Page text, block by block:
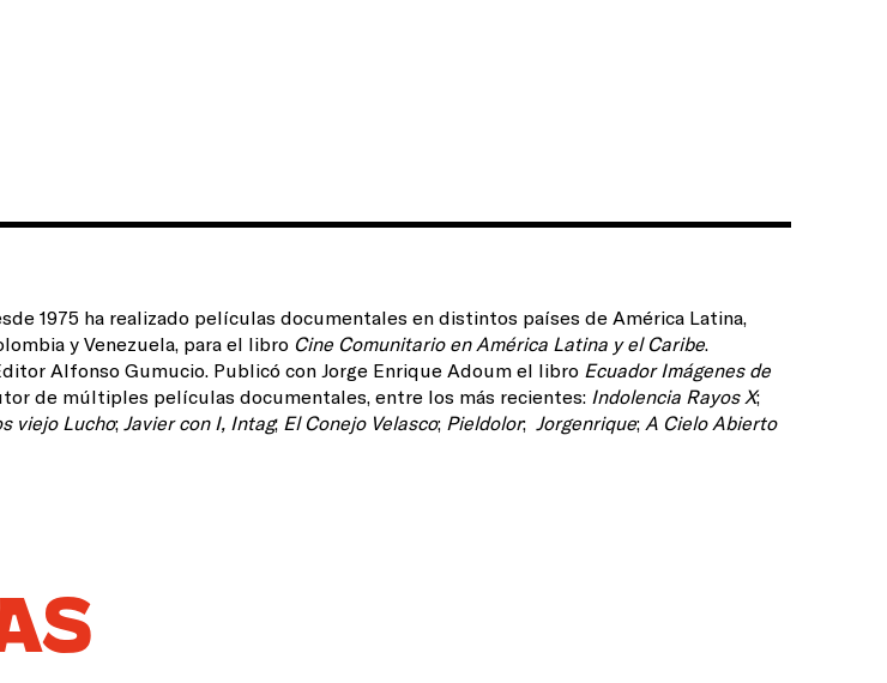
1975 ha realizado películas documentales en distintos países de América Latina,
y Venezuela, para el libro Cine Comunitario en América Latina y el Caribe.
Alfonso Gumucio. Publicó con Jorge Enrique Adoum el libro Ecuador Imágenes de
de múltiples películas documentales, entre los más recientes: Indolencia Rayos X;
viejo Lucho; Javier con I, Intag; El Conejo Velasco; Pieldolor; Jorgenrique; A Cielo Abierto